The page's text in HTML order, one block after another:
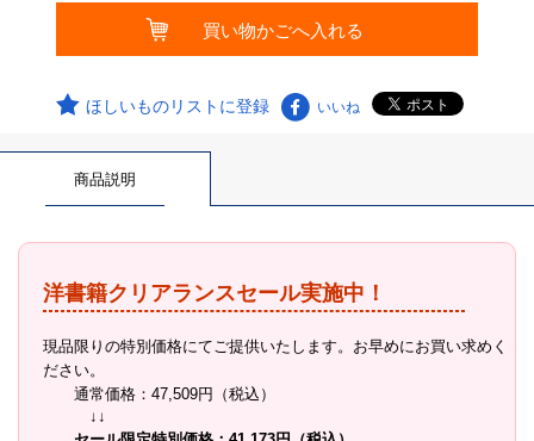
ほしいものリストに登録 いいね
商品説明
洋書籍クリアランスセール実施中！
現品限りの特別価格にてご提供いたします。お早めにお買い求めく
ださい。
通常価格：47,509円（税込）
↓↓